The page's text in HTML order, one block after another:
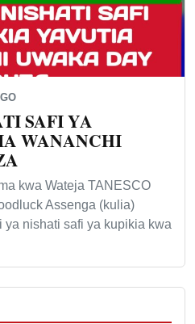
SAFI YA
WANANCHI
kwa Wateja TANESCO
Assenga (kulia)
ya nishati safi ya kupikia kwa